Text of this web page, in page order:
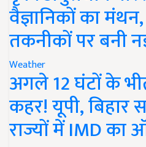
वैज्ञानिकों का
तकनीकों पर बनी
Weather
अगले 12 घंटों के
कहर! यूपी, बिहार
राज्यों में IMD का